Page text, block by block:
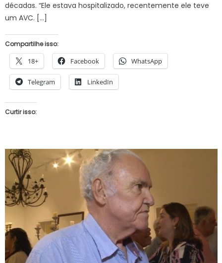
décadas. “Ele estava hospitalizado, recentemente ele teve
um AVC. […]
Compartilhe isso:
18+ Facebook WhatsApp
Telegram LinkedIn
Curtir isso: